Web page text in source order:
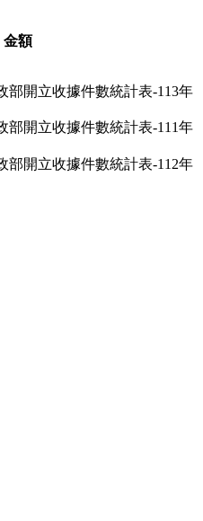
金額
部開立收據件數統計表-113年
部開立收據件數統計表-111年
部開立收據件數統計表-112年